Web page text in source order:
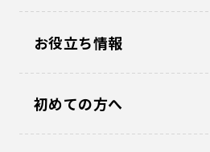
お役立ち情報
初めての方へ